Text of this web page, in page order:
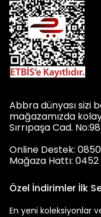
Abbra dünyası sizi
mağazamızda
Sırrıpaşa Cad.
Online Destek:
Mağaza Hattı:
Özel İndirimler İlk
En yeni koleksiyonlar